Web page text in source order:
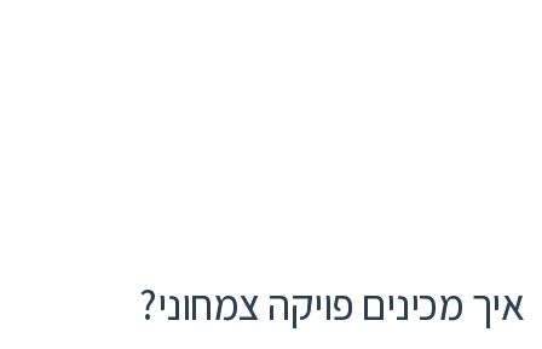
איך מכינים פויקה צמחוני?